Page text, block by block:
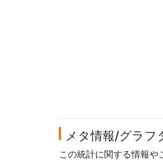
メタ情報/グラフ
この統計に関する情報